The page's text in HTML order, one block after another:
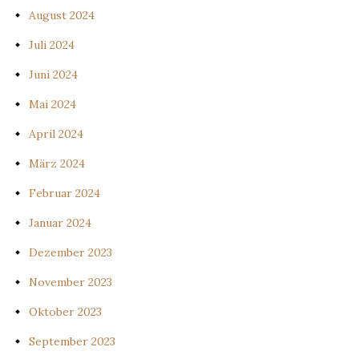
August 2024
Juli 2024
Juni 2024
Mai 2024
April 2024
März 2024
Februar 2024
Januar 2024
Dezember 2023
November 2023
Oktober 2023
September 2023